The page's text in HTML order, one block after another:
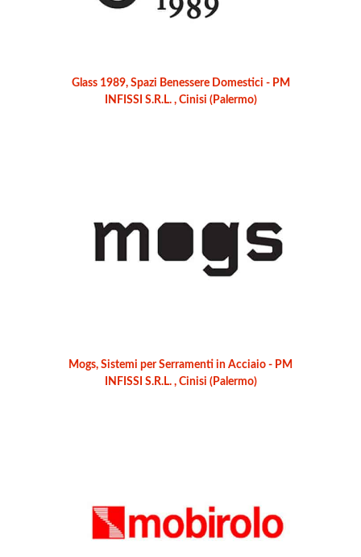
Glass 1989, Spazi Benessere Domestici - PM
INFISSI S.R.L. , Cinisi (Palermo)
Mogs, Sistemi per Serramenti in Acciaio - PM
INFISSI S.R.L. , Cinisi (Palermo)